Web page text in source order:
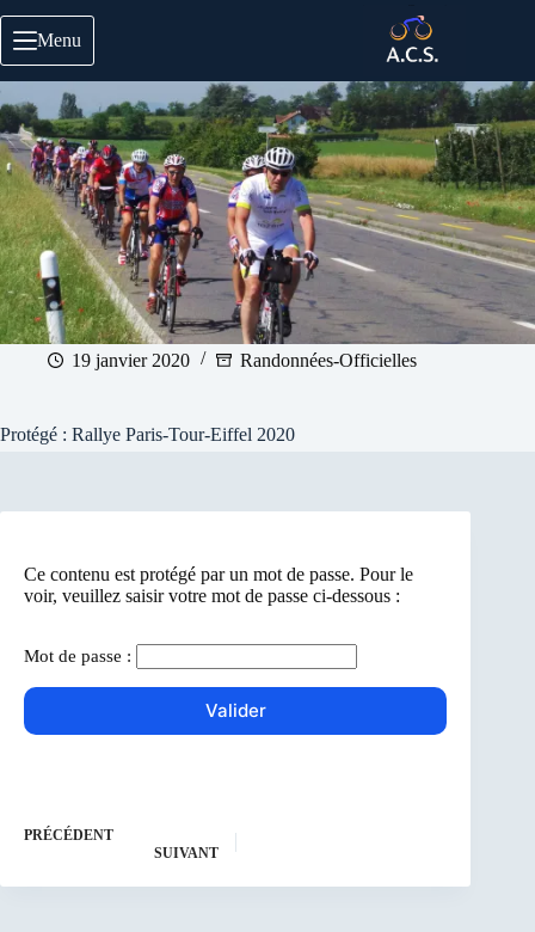
au
contenu
Menu
19 janvier 2020 Randonnées-Officielles
Protégé : Rallye Paris-Tour-Eiffel 2020
Ce contenu est protégé par un mot de passe. Pour le
voir, veuillez saisir votre mot de passe ci-dessous :
Mot de passe :
PRÉCÉDENT
SUIVANT